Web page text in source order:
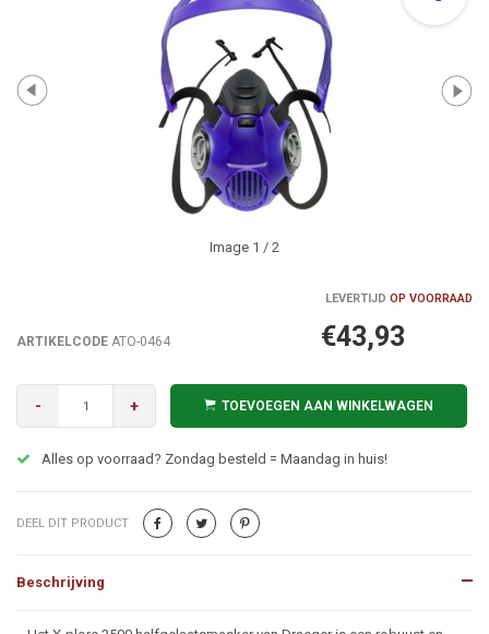
Image 1 / 2
LEVERTIJD OP VOORRAAD
ARTIKELCODE ATO-0464 €43,93
- + TOEVOEGEN AAN WINKELWAGEN
Alles op voorraad? Zondag besteld = Maandag in huis!
DEEL DIT PRODUCT
Beschrijving